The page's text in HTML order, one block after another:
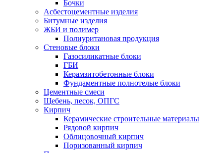
Бочки
Асбестоцементные изделия
Битумные изделия
ЖБИ и полимер
Полиуритановая продукция
Стеновые блоки
Газосиликатные блоки
ГБИ
Керамзитобетонные блоки
Фундаментные полнотелые блоки
Цементные смеси
Щебень, песок, ОПГС
Кирпич
Керамические строительные материалы
Рядовой кирпич
Облицовочный кирпич
Поризованный кирпич